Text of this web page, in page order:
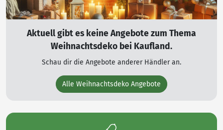
Aktuell gibt es keine Angebote zum Thema
Weihnachtsdeko bei Kaufland.
Schau dir die Angebote anderer Händler an.
Alle Weihnachtsdeko Angebote